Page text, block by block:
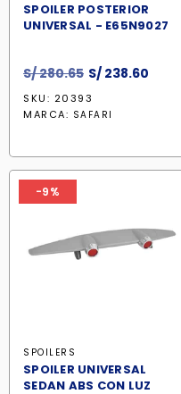
SPOILER POSTERIOR
UNIVERSAL - E65N9027
S/280.65 El
precio
original
S/ 238.60
SKU: 20393
MARCA: SAFARI
-9%
SPOILERS
SPOILER UNIVERSAL
SEDAN ABS CON LUZ